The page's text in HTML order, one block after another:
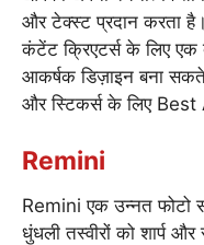
और टेक्स्ट प्रदान करता
कंटेंट क्रिएटर्स के लिए
आकर्षक डिज़ाइन बना
और स्टिकर्स के लिए Best
Remini
Remini एक उन्नत फोटो
धुंधली तस्वीरों को शार्प